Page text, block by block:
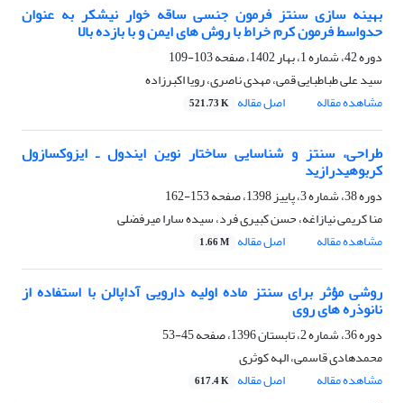
بهینه سازی سنتز فرمون جنسی ساقه خوار نیشکر به عنوان
حدواسط فرمون کرم‌ خراط با روش های ایمن و با بازده بالا
دوره 42، شماره 1، بهار 1402، صفحه
103-109
سید علی طباطبایی قمی، مهدی ناصری، رویا اکبرزاده
مشاهده مقاله
اصل مقاله 521.73 K
طراحی، سنتز و شناسایی ساختار نوین ایندول ـ ایزوکسازول
کربوهیدرازید
دوره 38، شماره 3، پاییز 1398، صفحه
153-162
منا کریمی نیازاغه، حسن کبیری فرد، سیده سارا میرفضلی
مشاهده مقاله
اصل مقاله 1.66 M
روشی مؤثر برای سنتز ماده اولیه دارویی آداپالن با استفاده از
نانوذره های روی
دوره 36، شماره 2، تابستان 1396، صفحه
45-53
محمدهادی قاسمی، الهه کوثری
مشاهده مقاله
اصل مقاله 617.4 K